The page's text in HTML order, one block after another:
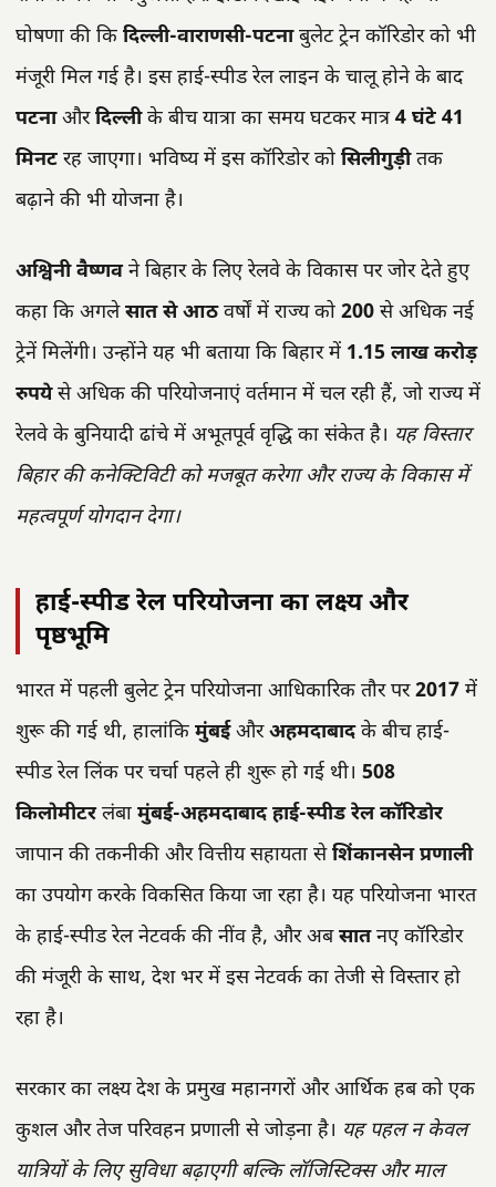
घोषणा की कि दिल्ली-वाराणसी-पटनाबुलेट ट्रेन कॉरिडोर को भी
मंजूरी मिल गई है। इस हाई-स्पीड रेल लाइन के चालू होने के बाद
पटनाऔरदिल्लीके बीच यात्रा का समय घटकर मात्र4 घंटे 41
मिनट रह जाएगा। भविष्य में इस कॉरिडोर को सिलीगुड़ीतक
बढ़ाने की भी योजना है।
अश्विनी वैष्णवने बिहार के लिए रेलवे के विकास पर जोर देते हुए
कहा कि अगलेसात से आठवर्षों में राज्य को 200 से अधिक नई
ट्रेनें मिलेंगी। उन्होंने यह भी बताया कि बिहार में 1.15 लाख करोड़
रुपयेसे अधिक की परियोजनाएं वर्तमान में चल रही हैं, जो राज्य में
रेलवे के बुनियादी ढांचे में अभूतपूर्व वृद्धि का संकेत है। यह विस्तार
बिहार की कनेक्टिविटी को मजबूत करेगा और राज्य के विकास में
महत्वपूर्ण योगदान देगा।
हाई-स्पीड रेल परियोजना का लक्ष्य और
पृष्ठभूमि
भारत में पहली बुलेट ट्रेन परियोजना आधिकारिक तौर पर2017 में
शुरू की गई थी, हालांकि मुंबईऔरअहमदाबादके बीच हाई-
स्पीड रेल लिंक पर चर्चा पहले ही शुरू हो गई थी। 508
किलोमीटरलंबा मुंबई-अहमदाबाद हाई-स्पीड रेल कॉरिडोर
जापान की तकनीकी और वित्तीय सहायता सेशिंकानसेन प्रणाली
का उपयोग करके विकसित किया जा रहा है। यह परियोजना भारत
के हाई-स्पीड रेल नेटवर्क की नींव है, और अबसातनए कॉरिडोर
की मंजूरी के साथ, देश भर में इस नेटवर्क का तेजी से विस्तार हो
रहा है।
सरकार का लक्ष्य देश के प्रमुख महानगरों और आर्थिक हब को एक
कुशल और तेज परिवहन प्रणाली से जोड़ना है। यह पहल न केवल
यात्रियों के लिए सुविधा बढ़ाएगी बल्कि लॉजिस्टिक्स और माल